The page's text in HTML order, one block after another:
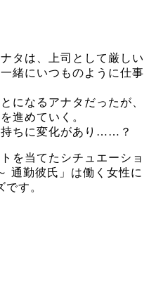
タは、上司として厳しい
緒にいつものように仕事
になるアナタだったが、
進めていく。
持ちに変化があり……？
を当てたシチュエーショ
通勤彼氏」は働く女性に
す。